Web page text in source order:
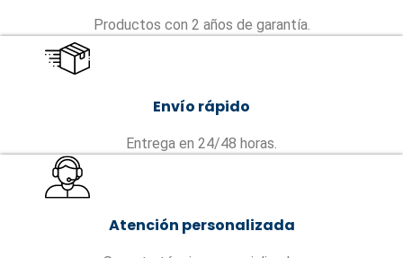
Productos con 2 años de garantía.
Envío rápido
Entrega en 24/48 horas.
Atención personalizada